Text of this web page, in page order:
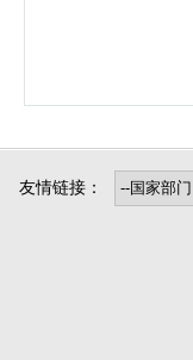
友情链接：